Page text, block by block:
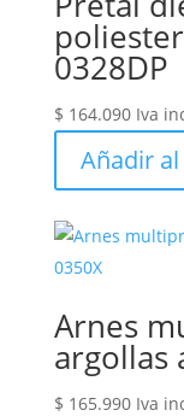
0328DP
$ 164.090 Iva
Añadir
Arnes
argollas
$ 165.990 Iva